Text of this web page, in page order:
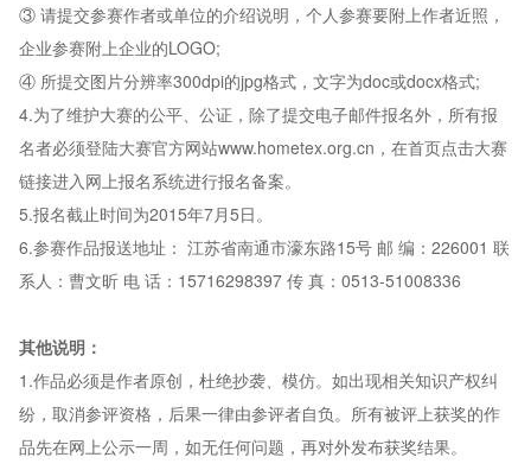
③ 请提交参赛作者或单位的介绍说明，个人参赛要附上作者近照，
企业参赛附上企业的LOGO;
④ 所提交图片分辨率300dpi的jpg格式，文字为doc或docx格式;
4.为了维护大赛的公平、公证，除了提交电子邮件报名外，所有报
名者必须登陆大赛官方网站www.hometex.org.cn，在首页点击大赛
链接进入网上报名系统进行报名备案。
5.报名截止时间为2015年7月5日。
6.参赛作品报送地址： 江苏省南通市濠东路15号 邮 编：226001 联
系人：曹文昕 电 话：15716298397 传 真：0513-51008336
其他说明：
1.作品必须是作者原创，杜绝抄袭、模仿。如出现相关知识产权纠
纷，取消参评资格，后果一律由参评者自负。所有被评上获奖的作
品先在网上公示一周，如无任何问题，再对外发布获奖结果。